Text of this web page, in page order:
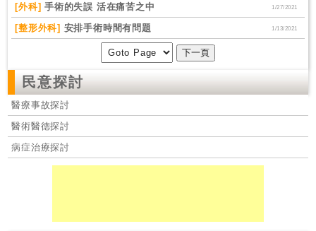
[外科] 手術的失誤 活在痛苦之中 1/27/2021
[整形外科] 安排手術時間有問題 1/13/2021
民意探討
醫療事故探討
醫術醫德探討
病症治療探討